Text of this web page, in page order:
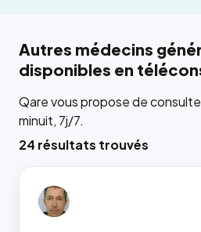
Autres médecins
disponibles en
Qare vous propose de
minuit, 7j/7.
24 résultats trouvés